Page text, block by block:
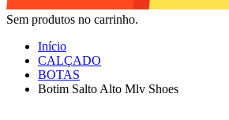
Sem produtos no carrinho.
Início
CALÇADO
BOTAS
Botim Salto Alto Mlv Shoes